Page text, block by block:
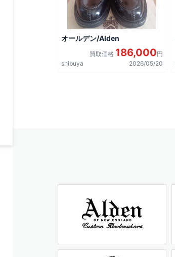
オールデン/Alden
買取価格 186,000円
shibuya
2026/05/20